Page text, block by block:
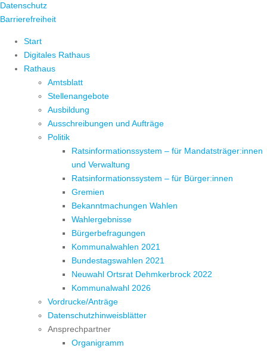
Datenschutz
Barrierefreiheit
Start
Digitales Rathaus
Rathaus
Amtsblatt
Stellenangebote
Ausbildung
Ausschreibungen und Aufträge
Politik
Ratsinformationssystem – für Mandatsträger:innen
und Verwaltung
Ratsinformationssystem – für Bürger:innen
Gremien
Bekanntmachungen Wahlen
Wahlergebnisse
Bürgerbefragungen
Kommunalwahlen 2021
Bundestagswahlen 2021
Neuwahl Ortsrat Dehmkerbrock 2022
Kommunalwahl 2026
Vordrucke/Anträge
Datenschutzhinweisblätter
Ansprechpartner
Organigramm